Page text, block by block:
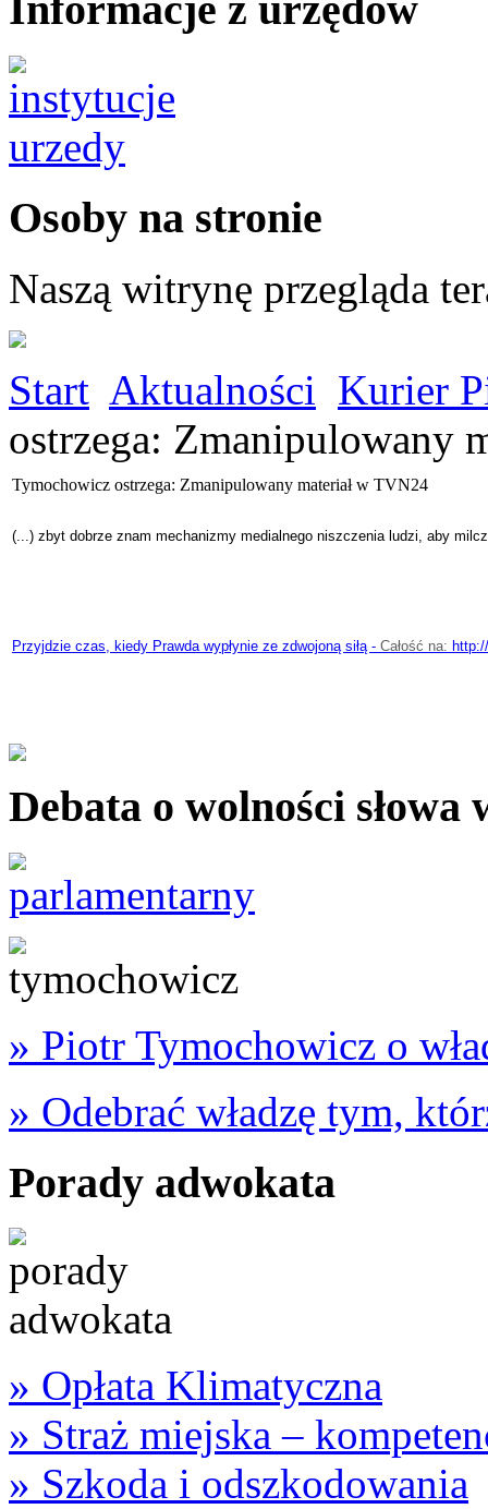
Osoby na stronie
Naszą witrynę przegląda
Start Aktualności Kurier
ostrzega: Zmanipulowany
Tymochowicz ostrzega: Zmanipulowany materiał w TVN24
(...) zbyt dobrze znam mechanizmy medialnego niszczenia ludzi, aby
Przyjdzie czas, kiedy Prawda wypłynie ze zdwojoną siłą - Całość na:
Debata o wolności słowa
» Piotr Tymochowicz o
» Odebrać władzę tym,
Porady adwokata
» Opłata Klimatyczna
» Straż miejska –
» Szkoda i odszkodowania